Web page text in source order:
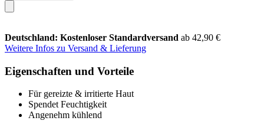
Deutschland: Kostenloser Standardversand ab 42,90 €
Weitere Infos zu Versand & Lieferung
Eigenschaften und Vorteile
Für gereizte & irritierte Haut
Spendet Feuchtigkeit
Angenehm kühlend